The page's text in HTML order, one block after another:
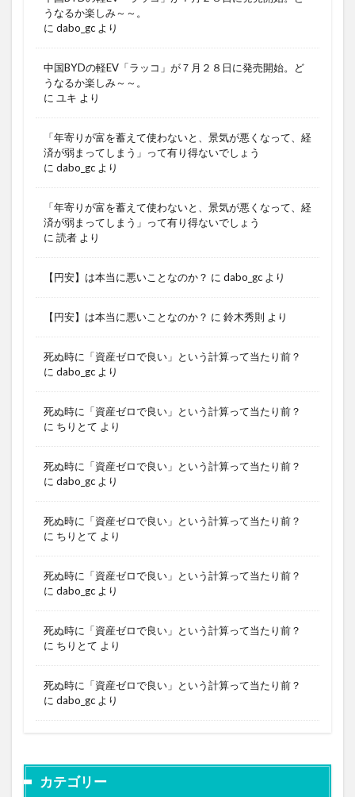
うなるか楽しみ～～。
に dabo_gc より
中国BYDの軽EV「ラッコ」が７月２８日に発売開始。ど
うなるか楽しみ～～。
に ユキ より
「年寄りが富を蓄えて使わないと、景気が悪くなって、経
済が弱まってしまう」って有り得ないでしょう
に dabo_gc より
「年寄りが富を蓄えて使わないと、景気が悪くなって、経
済が弱まってしまう」って有り得ないでしょう
に 読者 より
【円安】は本当に悪いことなのか？ に dabo_gc より
【円安】は本当に悪いことなのか？ に 鈴木秀則 より
死ぬ時に「資産ゼロで良い」という計算って当たり前？
に dabo_gc より
死ぬ時に「資産ゼロで良い」という計算って当たり前？
に ちりとて より
死ぬ時に「資産ゼロで良い」という計算って当たり前？
に dabo_gc より
死ぬ時に「資産ゼロで良い」という計算って当たり前？
に ちりとて より
死ぬ時に「資産ゼロで良い」という計算って当たり前？
に dabo_gc より
死ぬ時に「資産ゼロで良い」という計算って当たり前？
に ちりとて より
死ぬ時に「資産ゼロで良い」という計算って当たり前？
に dabo_gc より
カテゴリー